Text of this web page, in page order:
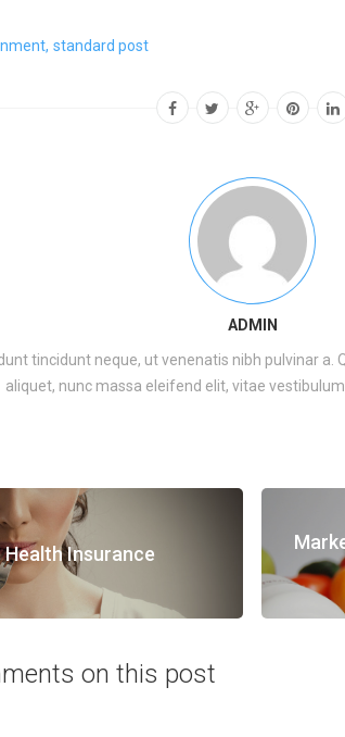
, standard post
ADMIN
tincidunt neque, ut venenatis nibh pulvinar a.
aliquet, nunc massa eleifend elit, vitae
Health Insurance
on this post